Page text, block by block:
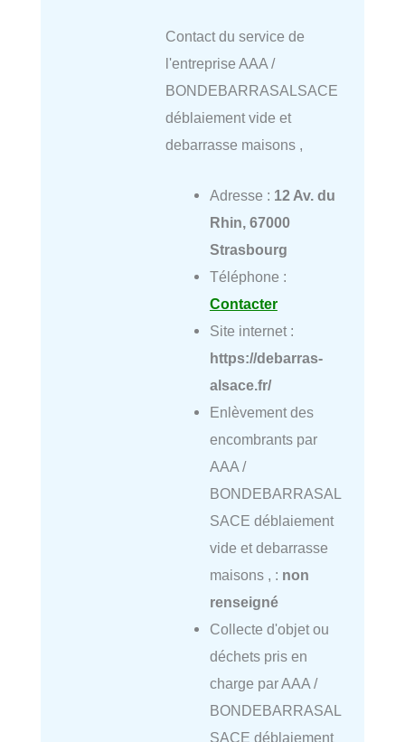
Contact du service de
l'entreprise AAA /
BONDEBARRASALSACE
déblaiement vide et
debarrasse maisons ,
Adresse : 12 Av. du
Rhin, 67000
Strasbourg
Téléphone :
Contacter
Site internet :
https://debarras-
alsace.fr/
Enlèvement des
encombrants par
AAA /
BONDEBARRASAL
SACE déblaiement
vide et debarrasse
maisons , : non
renseigné
Collecte d'objet ou
déchets pris en
charge par AAA /
BONDEBARRASAL
SACE déblaiement